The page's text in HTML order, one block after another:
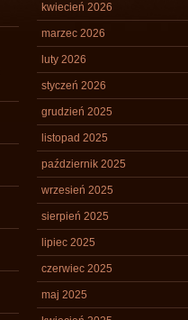
kwiecień 2026
marzec 2026
luty 2026
styczeń 2026
grudzień 2025
listopad 2025
październik 2025
wrzesień 2025
sierpień 2025
lipiec 2025
czerwiec 2025
maj 2025